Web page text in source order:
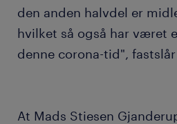
den anden halvdel er
hvilket så også har været
denne corona-tid",
At Mads Stiesen